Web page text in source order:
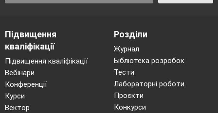
Підвищення
кваліфікації
Підвищення кваліфікації
Вебінари
Конференції
Курси
Вектор
Розділи
Журнал
Бібліотека розробок
Тести
Лабораторні роботи
Проєкти
Конкурси